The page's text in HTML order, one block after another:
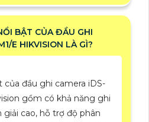
BẬT CỦA ĐẦU GHI
E HIKVISION LÀ GÌ?
của đầu ghi camera iDS-
gồm có khả năng ghi
giải cao, hỗ trợ độ phân